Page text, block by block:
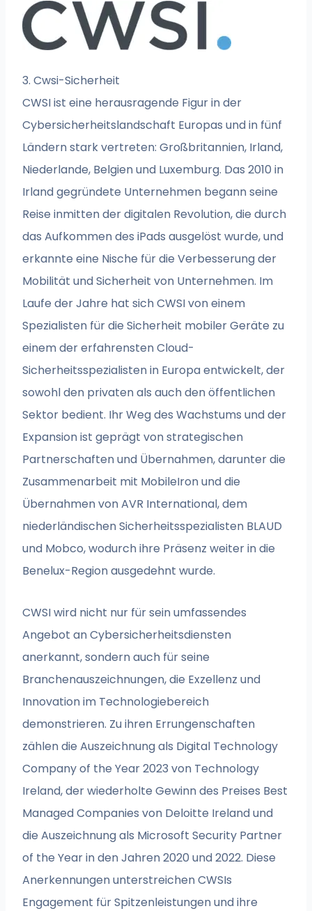
3. Cwsi-Sicherheit
CWSI ist eine herausragende Figur in der
Cybersicherheitslandschaft Europas und in fünf
Ländern stark vertreten: Großbritannien, Irland,
Niederlande, Belgien und Luxemburg. Das 2010 in
Irland gegründete Unternehmen begann seine
Reise inmitten der digitalen Revolution, die durch
das Aufkommen des iPads ausgelöst wurde, und
erkannte eine Nische für die Verbesserung der
Mobilität und Sicherheit von Unternehmen. Im
Laufe der Jahre hat sich CWSI von einem
Spezialisten für die Sicherheit mobiler Geräte zu
einem der erfahrensten Cloud-
Sicherheitsspezialisten in Europa entwickelt, der
sowohl den privaten als auch den öffentlichen
Sektor bedient. Ihr Weg des Wachstums und der
Expansion ist geprägt von strategischen
Partnerschaften und Übernahmen, darunter die
Zusammenarbeit mit MobileIron und die
Übernahmen von AVR International, dem
niederländischen Sicherheitsspezialisten BLAUD
und Mobco, wodurch ihre Präsenz weiter in die
Benelux-Region ausgedehnt wurde.
CWSI wird nicht nur für sein umfassendes
Angebot an Cybersicherheitsdiensten
anerkannt, sondern auch für seine
Branchenauszeichnungen, die Exzellenz und
Innovation im Technologiebereich
demonstrieren. Zu ihren Errungenschaften
zählen die Auszeichnung als Digital Technology
Company of the Year 2023 von Technology
Ireland, der wiederholte Gewinn des Preises Best
Managed Companies von Deloitte Ireland und
die Auszeichnung als Microsoft Security Partner
of the Year in den Jahren 2020 und 2022. Diese
Anerkennungen unterstreichen CWSIs
Engagement für Spitzenleistungen und ihre